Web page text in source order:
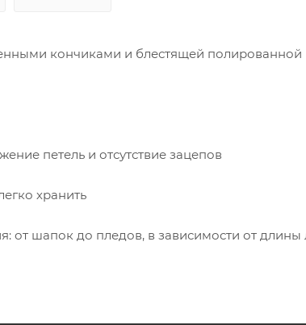
кончиками и блестящей полированной
петель и отсутствие зацепов
хранить
от шапок до пледов, в зависимости от длины